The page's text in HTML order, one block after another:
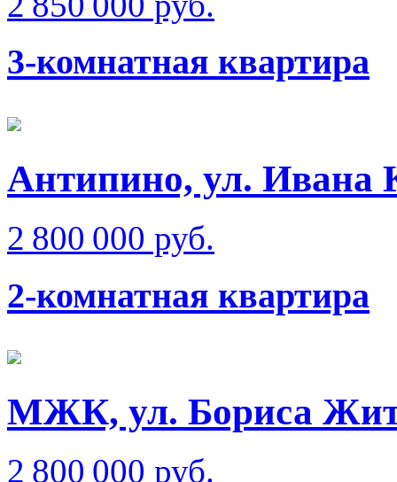
3-комнатная квартира
Антипино, ул. Ивана
2 800 000 руб.
2-комнатная квартира
МЖК, ул. Бориса
2 800 000 руб.